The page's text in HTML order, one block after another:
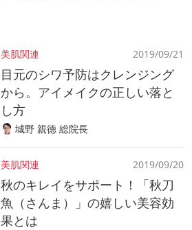
美肌関連 2019/09/21
目元のシワ予防はクレンジング
から。アイメイクの正しい落と
し方
城野 親徳 総院長
美肌関連 2019/09/20
秋のキレイをサポート！「秋刀
魚（さんま）」の嬉しい美容効
果とは